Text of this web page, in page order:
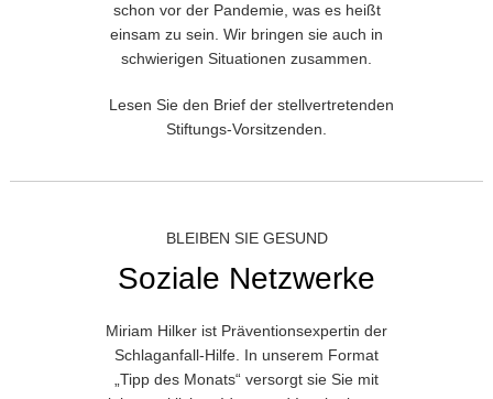
schon vor der Pandemie, was es heißt
einsam zu sein. Wir bringen sie auch in
schwierigen Situationen zusammen.
Lesen Sie den Brief der stellvertretenden
Stiftungs-Vorsitzenden.
BLEIBEN SIE GESUND
Soziale Netzwerke
Miriam Hilker ist Präventionsexpertin der
Schlaganfall-Hilfe. In unserem Format
„Tipp des Monats“ versorgt sie Sie mit